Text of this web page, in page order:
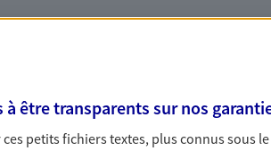
de vie tout au long de
à être transparents sur nos
petits fichiers textes, plus connus sous